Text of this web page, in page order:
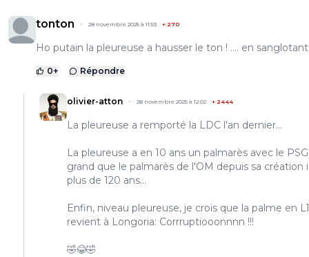
tonton 28 novembre 2025 à 11:53 + 270
Ho putain la pleureuse a hausser le ton ! .... en sanglotant
0+ Répondre
olivier-atton 28 novembre 2025 à 12:02 + 2444
La pleureuse a remporté la LDC l'an dernier...
La pleureuse a en 10 ans un palmarès avec le
grand que le palmarès de l'OM depuis sa création
plus de 120 ans...
Enfin, niveau pleureuse, je crois que la palme en L1
revient à Longoria: Corrruptiooonnnn !!!
🤣😂🤣